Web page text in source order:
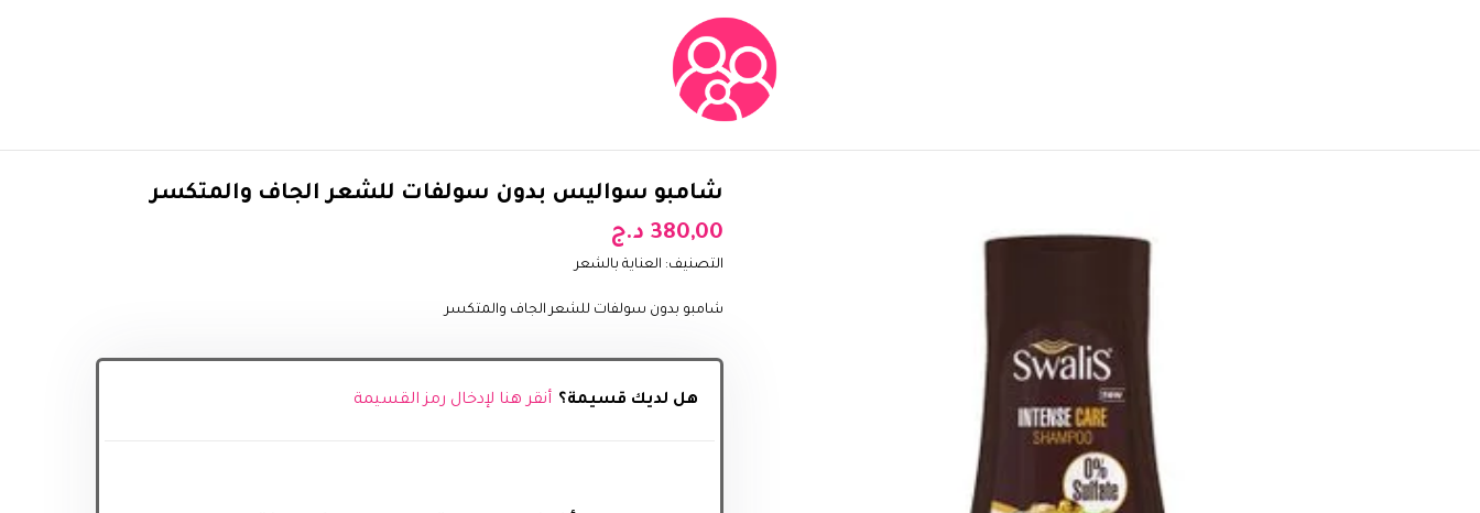
شامبو سواليس بدون سولفات للشعر الجاف والمتكسر
380,00 د.ج
التصنيف: العناية بالشعر
شامبو بدون سولفات للشعر الجاف والمتكسر
هل لديك قسيمة؟ أنقر هنا لإدخال رمز القسيمة